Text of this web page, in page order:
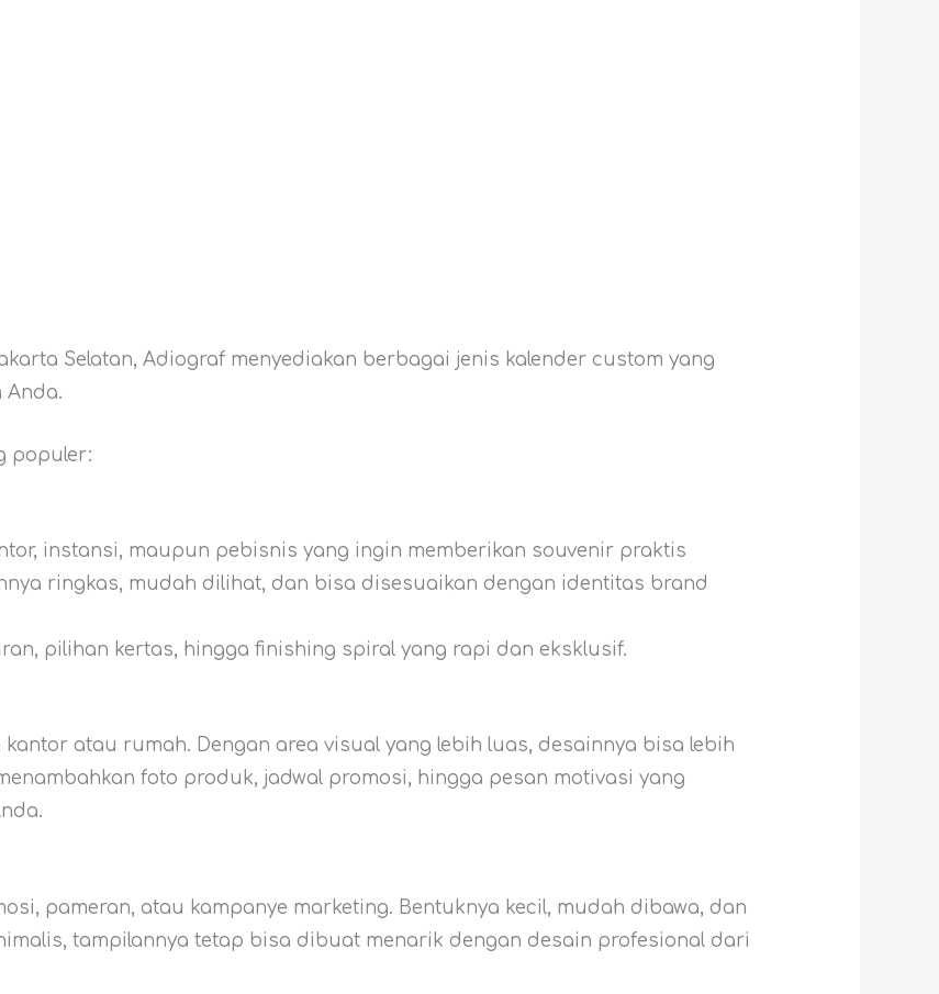
Selatan, Adiograf menyediakan berbagai jenis kalender custom yang
Anda.
populer:
instansi, maupun pebisnis yang ingin memberikan souvenir praktis
ringkas, mudah dilihat, dan bisa disesuaikan dengan identitas brand
pilihan kertas, hingga finishing spiral yang rapi dan eksklusif.
atau rumah. Dengan area visual yang lebih luas, desainnya bisa lebih
foto produk, jadwal promosi, hingga pesan motivasi yang
pameran, atau kampanye marketing. Bentuknya kecil, mudah dibawa, dan
tampilannya tetap bisa dibuat menarik dengan desain profesional dari